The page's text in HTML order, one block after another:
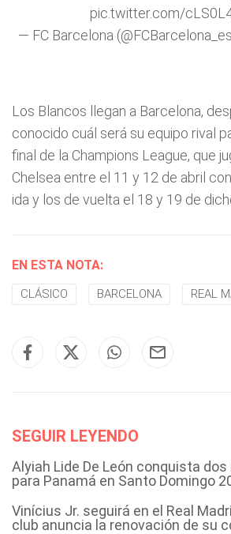
pic.twitter.com/
— FC Barcelona
Los Blancos llegan a Barcelona,
conocido cuál será su equipo rival
final de la Champions League, que
Chelsea entre el 11 y 12 de abril
ida y los de vuelta el 18 y 19 de
EN ESTA NOTA:
CLÁSICO BARCELONA REAL
SEGUIR LEYENDO
Alyiah Lide De León conquista
para Panamá en Santo Domingo
Vinícius Jr. seguirá en el Real
club anuncia la renovación de su